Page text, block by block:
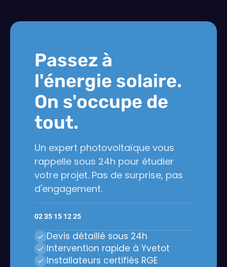
Passez à
l'énergie solaire.
On s'occupe de
tout.
Un expert photovoltaïque vous
rappelle sous 24h pour étudier
votre projet. Pas de surprise, pas
d'engagement.
02 35 15 12 25
Devis détaillé sous 24h
Intervention rapide à Yvetot
Installateurs certifiés RGE